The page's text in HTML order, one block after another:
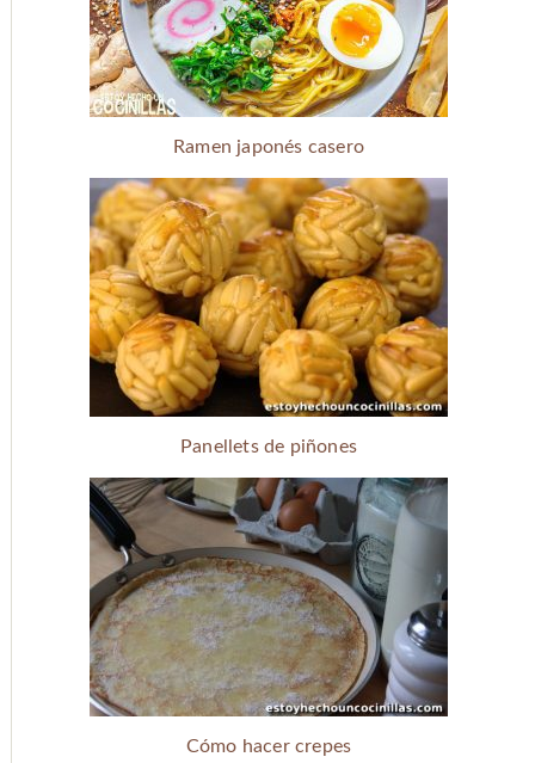
Ramen japonés casero
Panellets de piñones
Cómo hacer crepes